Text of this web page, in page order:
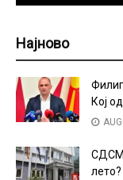
Најново
Кој
СДСМ: